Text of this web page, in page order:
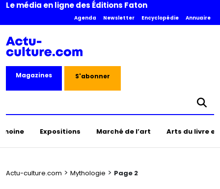
Le média en ligne des Éditions Faton
Agenda Newsletter Encyclopédie Annuaire
Magazines S'abonner
Expositions Marché de l’art Arts du livre
Actu-culture.com > Mythologie > Page 2